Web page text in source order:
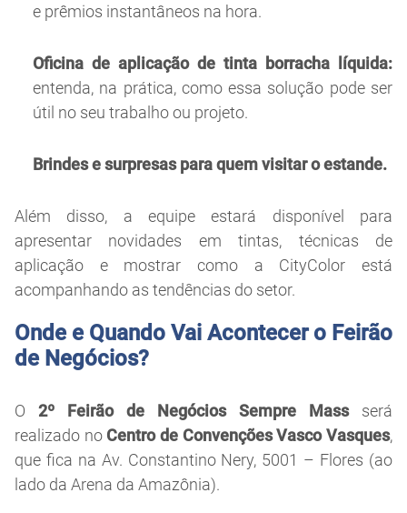
e prêmios instantâneos na hora.
Oficina de aplicação de tinta borracha líquida:
entenda, na prática, como essa solução pode ser
útil no seu trabalho ou projeto.
Brindes e surpresas para quem visitar o estande.
Além disso, a equipe estará disponível para
apresentar novidades em tintas, técnicas de
aplicação e mostrar como a CityColor está
acompanhando as tendências do setor.
Onde e Quando Vai Acontecer o Feirão
de Negócios?
O 2º Feirão de Negócios Sempre Massserá
realizado no Centro de Convenções Vasco Vasques,
que fica na Av. Constantino Nery, 5001 – Flores (ao
lado da Arena da Amazônia).